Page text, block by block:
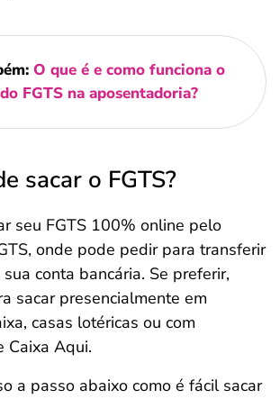
O que é e como funciona o
FGTS na aposentadoria?
sacar o FGTS?
seu FGTS 100% online pelo
onde pode pedir para transferir
conta bancária. Se preferir,
sacar presencialmente em
casas lotéricas ou com
Caixa Aqui.
a passo abaixo como é fácil sacar